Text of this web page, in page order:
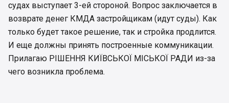
судах выступает 3-ей стороной. Вопрос заключается в
возврате денег КМДА застройщикам (идут суды). Как
только будет такое решение, так и стройка продлится.
И еще должны принять построенные коммуникации.
Прилагаю РІШЕННЯ КИЇВСЬКОЇ МІСЬКОЇ РАДИ из-за
чего возникла проблема.